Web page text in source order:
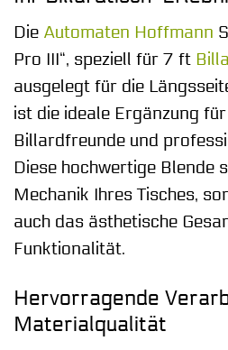
Die Automaten Hoffmann
Pro III“, speziell für 7 ft
ausgelegt für die
ist die ideale Ergänzung
Billardfreunde und
Diese hochwertige Blende
Mechanik Ihres Tisches,
auch das ästhetische
Funktionalität.
Hervorragende
Materialqualität